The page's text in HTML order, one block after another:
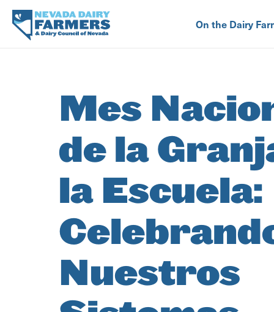
main
content
On the Dairy
Mes
de la
la Escuela:
Nuestros